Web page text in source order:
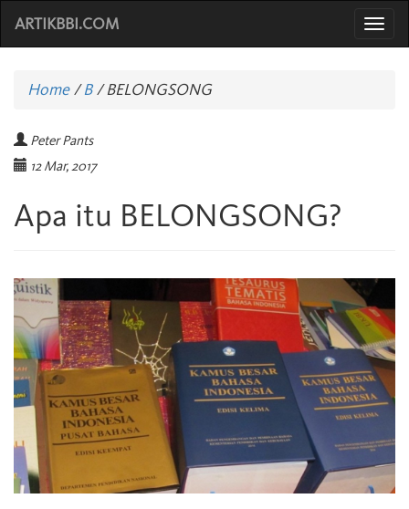
ARTIKBBI.COM
Home/B /BELONGSONG
Peter Pants
12 Mar, 2017
Apa itu BELONGSONG?